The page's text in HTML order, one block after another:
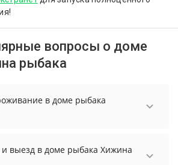
вопросы о доме
рыбака
в доме рыбака
Хижина рыбака, выберите нужные
гостей.
и выезд в доме рыбака Хижина